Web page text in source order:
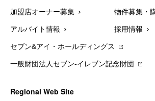
加盟店オーナー募集 物件募集・
アルバイト情報 採用情報
セブン&アイ・ホールディングス
一般財団法人セブン-イレブン記念財団
Regional Web Site